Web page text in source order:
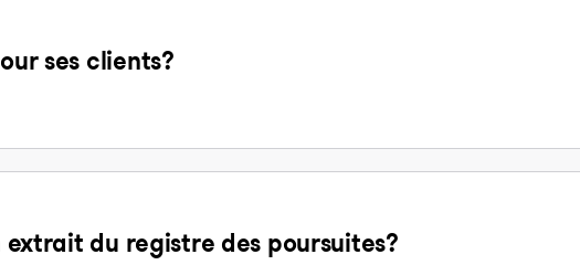
ses clients?
du registre des poursuites?